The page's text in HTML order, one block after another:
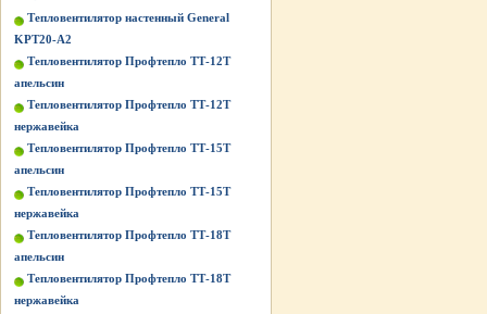
Тепловентилятор настенный General
KPT20-A2
Тепловентилятор Профтепло ТТ-12Т
апельсин
Тепловентилятор Профтепло ТТ-12Т
нержавейка
Тепловентилятор Профтепло ТТ-15Т
апельсин
Тепловентилятор Профтепло ТТ-15Т
нержавейка
Тепловентилятор Профтепло ТТ-18Т
апельсин
Тепловентилятор Профтепло ТТ-18Т
нержавейка